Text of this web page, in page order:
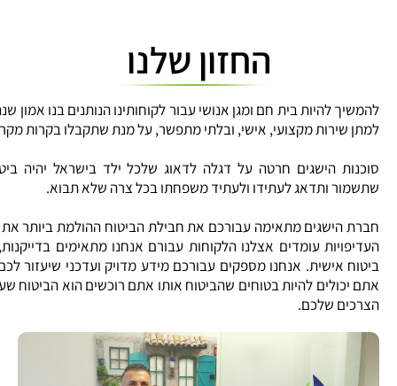
החזון שלנו
להמשיך להיות בית חם ומגן אנושי עבור לקוחותינו הנותנים בנו
למתן שירות מקצועי, אישי, ובלתי מתפשר, על מנת שתקבלו בקרות
סוכנות הישגים חרטה על דגלה לדאוג שלכל ילד בישראל יהיה
שתשמור ותדאג לעתידו ולעתיד משפחתו בכל צרה שלא תבוא.
חברת הישגים מתאימה עבורכם את חבילת הביטוח ההולמת ביותר
העדיפויות עומדים אצלנו הלקוחות עבורם אנחנו מתאימים
ביטוח אישית. אנחנו מספקים עבורכם מידע מדויק ועדכני שיעזור
אתם יכולים להיות בטוחים שהביטוח אותו אתם רוכשים הוא הביטוח
הצרכים שלכם.